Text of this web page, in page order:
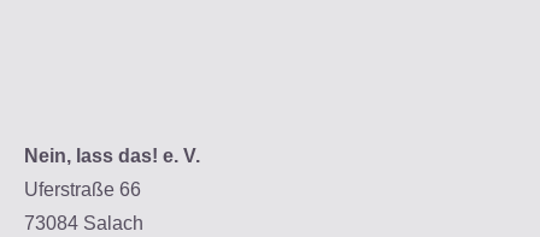
Nein, lass das! e. V.
Uferstraße 66
73084 Salach